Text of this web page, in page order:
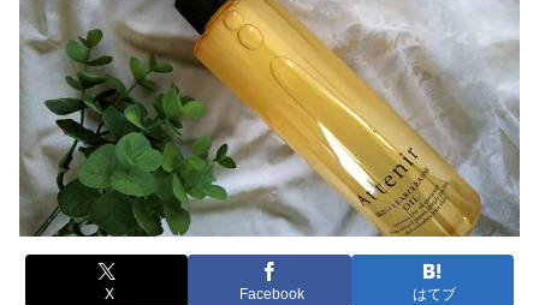
X Facebook はてブ